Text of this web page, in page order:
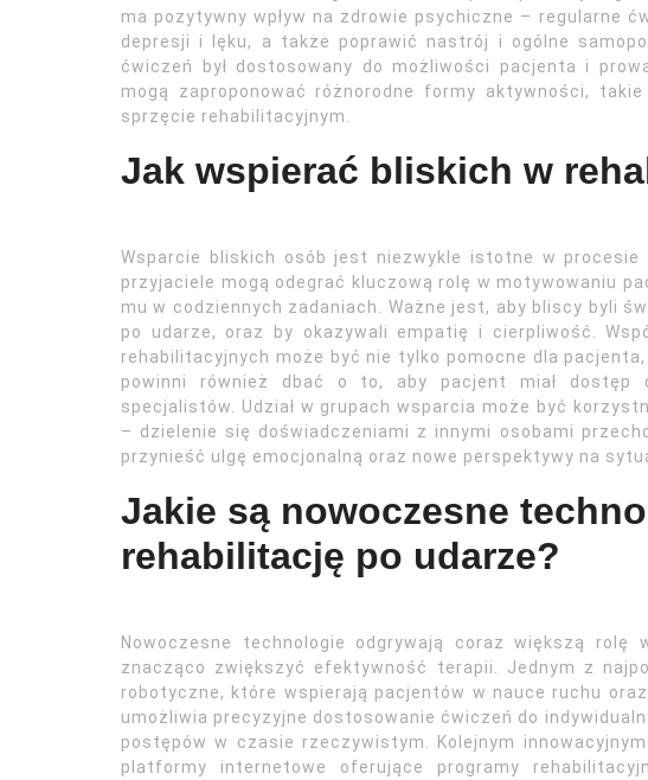
ma pozytywny wpływ na zdrowie psychiczne – regularne
depresji i lęku, a także poprawić nastrój i ogólne
ćwiczeń był dostosowany do możliwości pacjenta i
mogą zaproponować różnorodne formy aktywności,
sprzęcie rehabilitacyjnym.
Jak wspierać bliskich w
Wsparcie bliskich osób jest niezwykle istotne w
przyjaciele mogą odegrać kluczową rolę w motywowaniu
mu w codziennych zadaniach. Ważne jest, aby bliscy byli
po udarze, oraz by okazywali empatię i cierpliwość.
rehabilitacyjnych może być nie tylko pomocne dla
powinni również dbać o to, aby pacjent miał dostęp
specjalistów. Udział w grupach wsparcia może być
– dzielenie się doświadczeniami z innymi osobami
przynieść ulgę emocjonalną oraz nowe perspektywy na
Jakie są nowoczesne
rehabilitację po udarze?
Nowoczesne technologie odgrywają coraz większą
znacząco zwiększyć efektywność terapii. Jednym z
robotyczne, które wspierają pacjentów w nauce ruchu
umożliwia precyzyjne dostosowanie ćwiczeń do
postępów w czasie rzeczywistym. Kolejnym
platformy internetowe oferujące programy